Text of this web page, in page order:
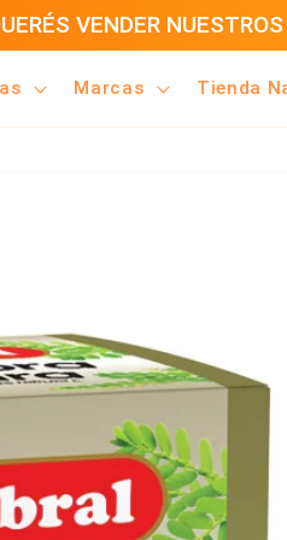
VENDER
Marcas Tienda